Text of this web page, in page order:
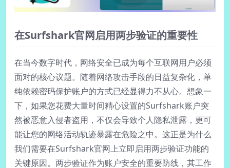
在Surfshark官网启用两步验证的重要性
在当今数字时代，网络安全已成为每个互联网用户必须
面对的核心议题。随着网络攻击手段的日益复杂化，单
纯依赖密码保护账户的方式已经显得力不从心。想象一
下，如果您花费大量时间精心设置的Surfshark账户突
然被恶意入侵者盗用，不仅会导致个人隐私泄露，更可
能让您的网络活动轨迹暴露在危险之中。这正是为什么
我们需要在Surfshark官网上立即启用两步验证功能的
关键原因。两步验证作为账户安全的重要防线，其工作